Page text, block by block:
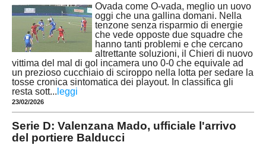
Ovada come O-vada, meglio un uovo
oggi che una gallina domani. Nella
tenzone senza risparmio di energie
che vede opposte due squadre che
hanno tanti problemi e che cercano
altrettante soluzioni, il Chieri di nuovo
vittima del mal di gol incamera uno 0-0 che equivale ad
un prezioso cucchiaio di sciroppo nella lotta per sedare la
tosse cronica sintomatica dei playout. In classifica gli
resta sott... leggi
23/02/2026
Serie D: Valenzana Mado, ufficiale l'arrivo
del portiere Balducci